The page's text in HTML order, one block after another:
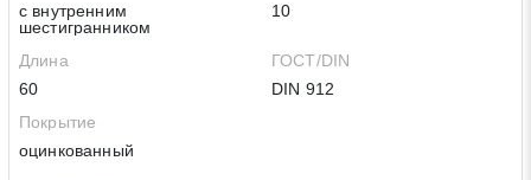
с внутренним
шестигранником
10
Длина
60
ГОСТ/DIN
DIN 912
Покрытие
оцинкованный